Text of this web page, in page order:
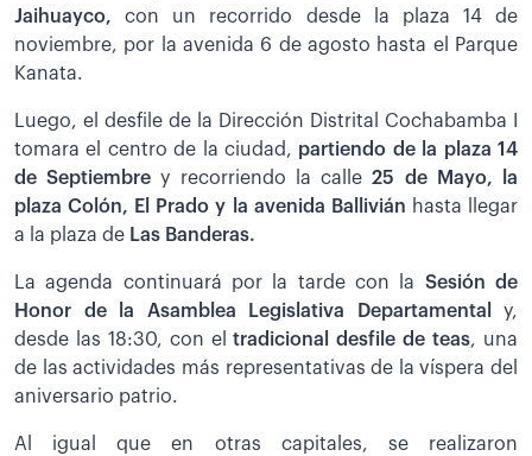
Jaihuayco, con un recorrido desde la plaza 14 de
noviembre, por la avenida 6 de agosto hasta el Parque
Kanata.
Luego, el desfile de la Dirección Distrital Cochabamba I
tomara el centro de la ciudad, partiendo de la plaza 14
de Septiembre y recorriendo la calle25 de Mayo, la
plaza Colón, El Prado y la avenida Ballivián hasta llegar
a la plaza de Las Banderas.
La agenda continuará por la tarde con la Sesión de
Honor de la Asamblea Legislativa Departamental
y,
desde las 18:30, con eltradicional desfile de teas, una
de las actividades más representativas de la víspera del
aniversario patrio.
Al igual que en otras capitales, se realizaron